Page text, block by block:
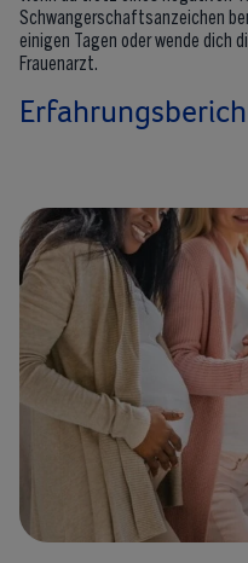
Schwangerschaftsanzeichen
einigen Tagen oder wende dich
Frauenarzt.